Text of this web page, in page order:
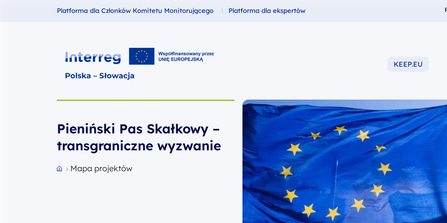
Fundusze dla
Platforma dla Członków Komitetu Monitorującego Fundusze dla
Platforma dla ekspertów
Interreg Polska – Słowacja 2021-2027 KEEP.EU
Pieniński Pas Skałkowy –
transgraniczne wyzwanie
Mapa projektów